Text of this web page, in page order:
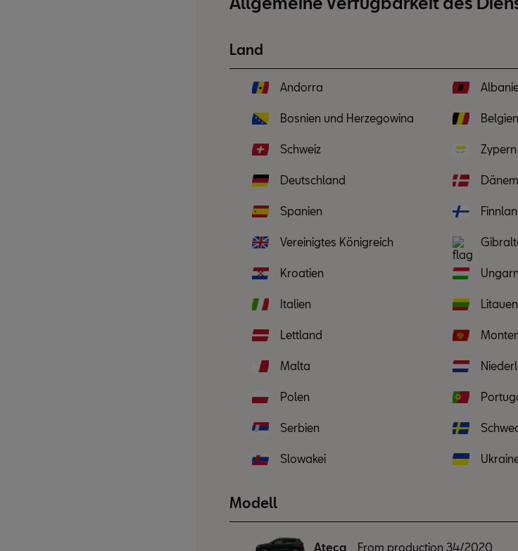
Land
Andorra
Bosnien und Herzegowina Belgien
Schweiz Zypern
Deutschland
Spanien
Vereinigtes Königreich
Kroatien Ungarn
Italien Litauen
Lettland
Malta
Polen
Serbien
Slowakei
Modell
Ateca From production 34/2020